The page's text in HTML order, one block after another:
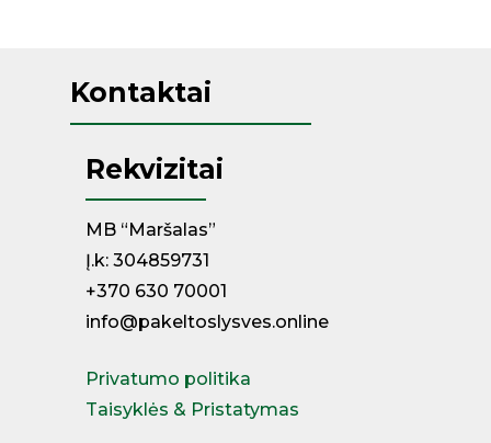
Kontaktai
Rekvizitai
MB “Maršalas”
Į.k: 304859731
+370 630 70001
info@pakeltoslysves.online
Privatumo politika
Taisyklės & Pristatymas